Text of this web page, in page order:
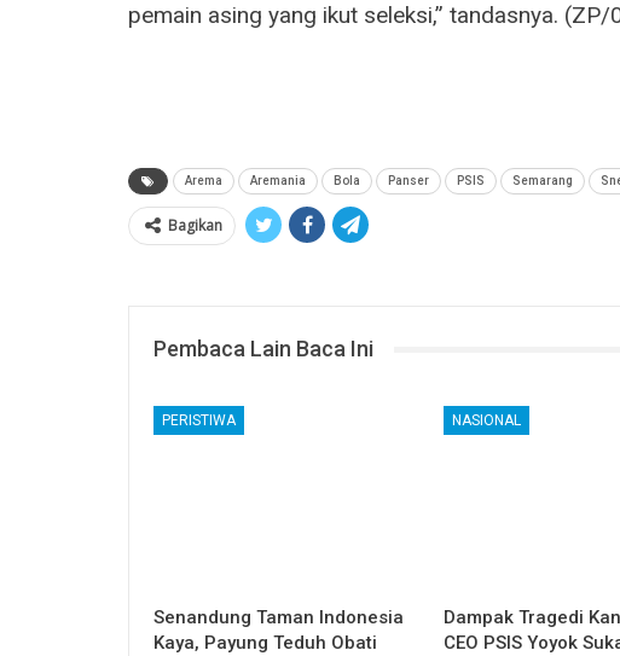
pemain asing yang ikut seleksi,” tandasnya. (ZP/
Arema Aremania Bola Panser PSIS Semarang
Bagikan
Pembaca Lain Baca Ini
PERISTIWA
Senandung Taman Indonesia
Kaya, Payung Teduh Obati
NASIONAL
Dampak Tragedi
CEO PSIS Yoyok